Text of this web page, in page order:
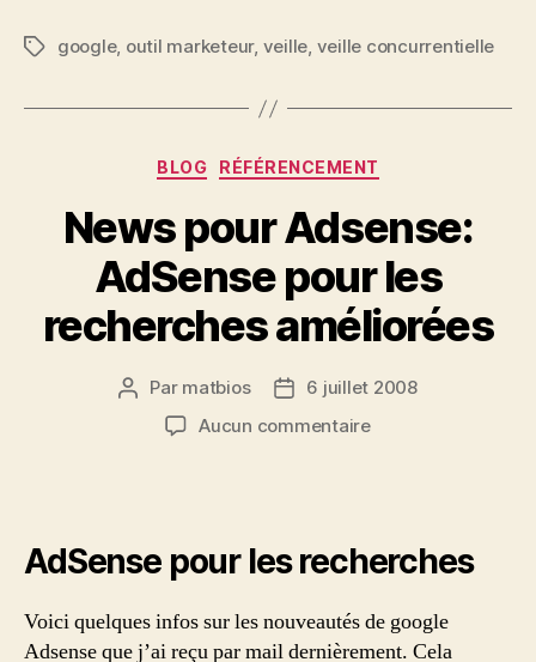
concurrentielle
Étiquettes
google, outil marketeur, veille, veille concurrentielle
Catégories
BLOG RÉFÉRENCEMENT
News pour Adsense:
AdSense pour les
recherches améliorées
Auteur
l’article
Par matbios
Date6 juillet 2008
Aucun commentairesur
pour
améliorées
AdSense pour les recherches
Voici quelques infos sur les nouveautés de google
Adsense que j’ai reçu par mail dernièrement. Cela